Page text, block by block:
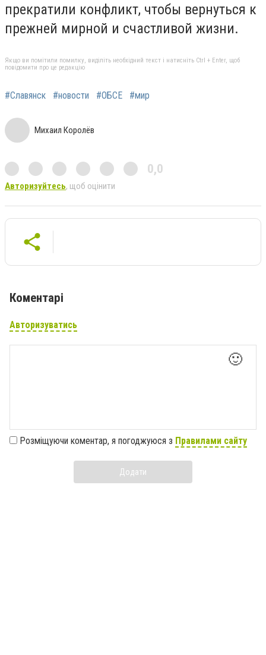
прекратили конфликт, чтобы вернуться к
прежней мирной и счастливой жизни.
Якщо ви помітили помилку, виділіть необхідний текст і натисніть Ctrl + Enter, щоб
повідомити про це редакцію
#Славянск #новости #ОБСЕ #мир
Михаил Королёв
0,0
Авторизуйтесь, щоб оцінити
Коментарі
Авторизуватись
🙂
Розміщуючи коментар, я погоджуюся з Правилами сайту
Додати